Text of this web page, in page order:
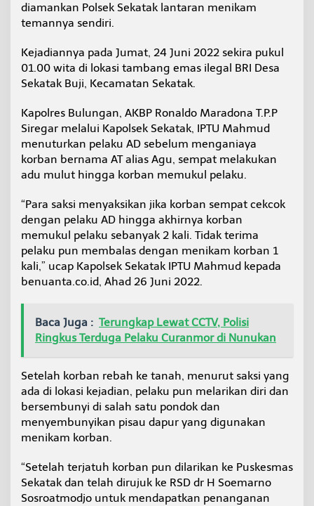
y
a
k
i
i
s
a
D
a
u
r
diamankan Polsek Sekatak lantaran menikam
temannya sendiri.
Kejadiannya pada Jumat, 24 Juni 2022 sekira pukul
01.00 wita di lokasi tambang emas ilegal BRI Desa
Sekatak Buji, Kecamatan Sekatak.
Kapolres Bulungan, AKBP Ronaldo Maradona T.P.P
Siregar melalui Kapolsek Sekatak, IPTU Mahmud
menuturkan pelaku AD sebelum menganiaya
korban bernama AT alias Agu, sempat melakukan
adu mulut hingga korban memukul pelaku.
“Para saksi menyaksikan jika korban sempat cekcok
dengan pelaku AD hingga akhirnya korban
memukul pelaku sebanyak 2 kali. Tidak terima
pelaku pun membalas dengan menikam korban 1
kali,” ucap Kapolsek Sekatak IPTU Mahmud kepada
benuanta.co.id, Ahad 26 Juni 2022.
Baca Juga : Terungkap Lewat CCTV, Polisi
Ringkus Terduga Pelaku Curanmor di Nunukan
Setelah korban rebah ke tanah, menurut saksi yang
ada di lokasi kejadian, pelaku pun melarikan diri dan
bersembunyi di salah satu pondok dan
menyembunyikan pisau dapur yang digunakan
menikam korban.
“Setelah terjatuh korban pun dilarikan ke Puskesmas
Sekatak dan telah dirujuk ke RSD dr H Soemarno
Sosroatmodjo untuk mendapatkan penanganan